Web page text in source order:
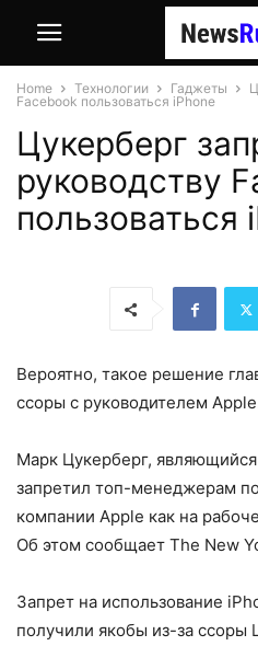
Home Технологии Гаджеты
Facebook пользоваться iPhone
Цукерберг
руководству
пользоваться
Вероятно, такое решение
ссоры с руководителем
Марк Цукерберг, являющийся
запретил топ-менеджерам
компании Apple как на
Об этом сообщает The New
Запрет на использование
получили якобы из-за ссоры